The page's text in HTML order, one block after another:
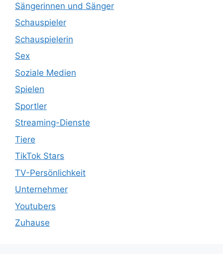
Sängerinnen und Sänger
Schauspieler
Schauspielerin
Sex
Soziale Medien
Spielen
Sportler
Streaming-Dienste
Tiere
TikTok Stars
TV-Persönlichkeit
Unternehmer
Youtubers
Zuhause